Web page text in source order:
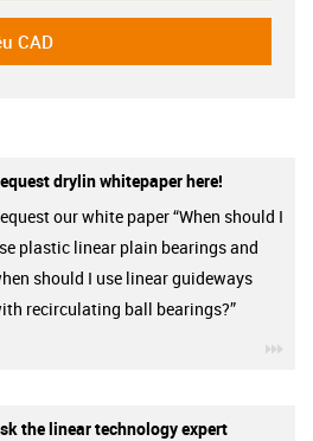
CAD
drylin whitepaper here!
our white paper “When should I
plastic linear plain bearings and
should I use linear guideways
recirculating ball bearings?”
the linear technology expert